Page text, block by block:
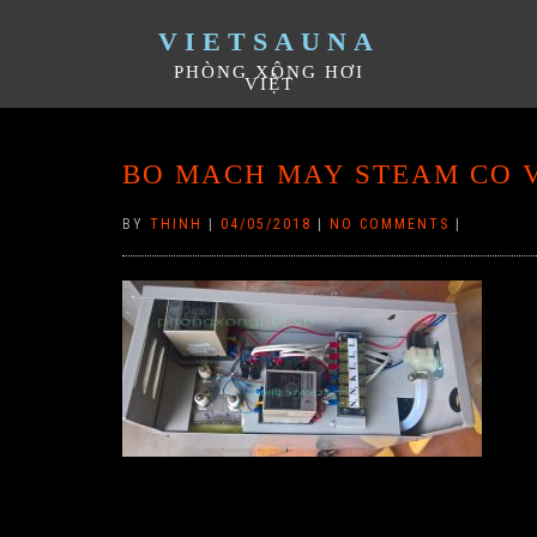
VIETSAUNA
PHÒNG XÔNG HƠI
VIỆT
BO MACH MAY STEAM CO
BY THINH 04/05/2018 NO COMMENTS